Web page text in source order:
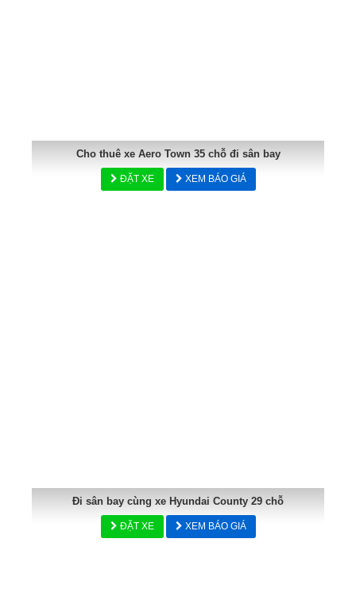
Cho thuê xe Aero Town 35 chỗ đi sân bay
ĐẶT XE XEM BÁO GIÁ
Đi sân bay cùng xe Hyundai County 29 chỗ
ĐẶT XE XEM BÁO GIÁ